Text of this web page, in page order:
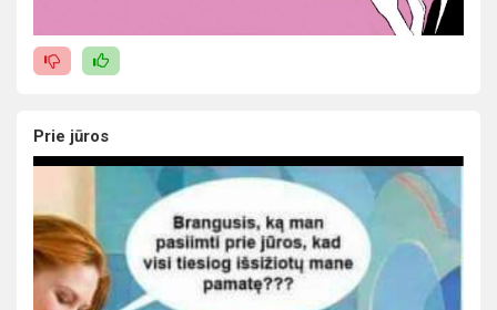
Prie jūros